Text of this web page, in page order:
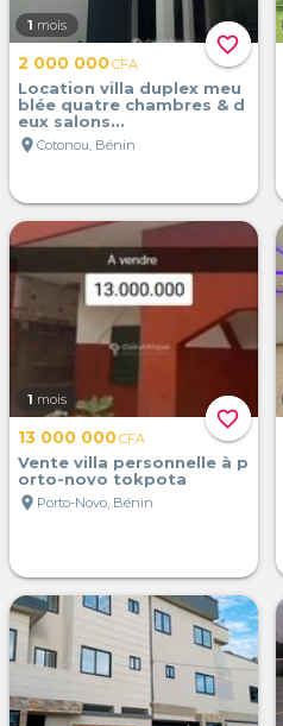
favorite_border
1 mois
2 000 000CFA
Location villa duplex meu
blée quatre chambres & d
eux salons...
location_on Cotonou, Bénin
favorite_border
1 mois
13 000 000CFA
Vente villa personnelle à p
orto-novo tokpota
location_on Porto-Novo, Bénin